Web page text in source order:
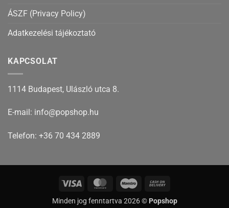
ÁSZF (Privacy Policy)
Adatkezelési tájékoztató
KAPCSOLAT
1114 Budapest, Ulászló utca 8.
E-mail: info@popshop.hu
Telefon: +36 70 434 2889
Visa MasterCardMaestro
Delivery
Minden jog fenntartva 2026 © Popshop